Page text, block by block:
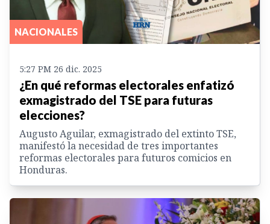
NACIONALES
5:27 PM 26 dic. 2025
¿En qué reformas electorales enfatizó
exmagistrado del TSE para futuras
elecciones?
Augusto Aguilar, exmagistrado del extinto TSE,
manifestó la necesidad de tres importantes
reformas electorales para futuros comicios en
Honduras.